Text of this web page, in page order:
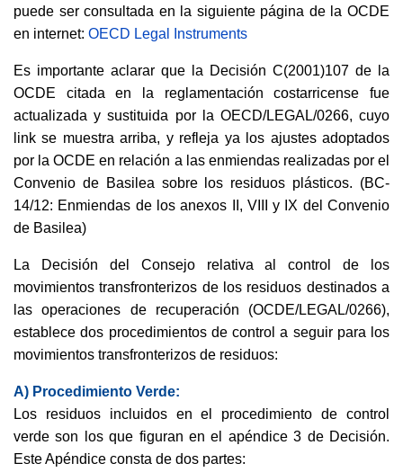
puede ser consultada en la siguiente página de la OCDE
en internet: OECD Legal Instruments
Es importante aclarar que la Decisión C(2001)107 de la
OCDE citada en la reglamentación costarricense fue
actualizada y sustituida por la OECD/LEGAL/0266, cuyo
link se muestra arriba, y refleja ya los ajustes adoptados
por la OCDE en relación a las enmiendas realizadas por el
Convenio de Basilea sobre los residuos plásticos. (BC-
14/12: Enmiendas de los anexos II, VIII y IX del Convenio
de Basilea)
La Decisión del Consejo relativa al control de los
movimientos transfronterizos de los residuos destinados a
las operaciones de recuperación (OCDE/LEGAL/0266),
establece dos procedimientos de control a seguir para los
movimientos transfronterizos de residuos:
A) Procedimiento Verde:
Los residuos incluidos en el procedimiento de control
verde son los que figuran en el apéndice 3 de Decisión.
Este Apéndice consta de dos partes: